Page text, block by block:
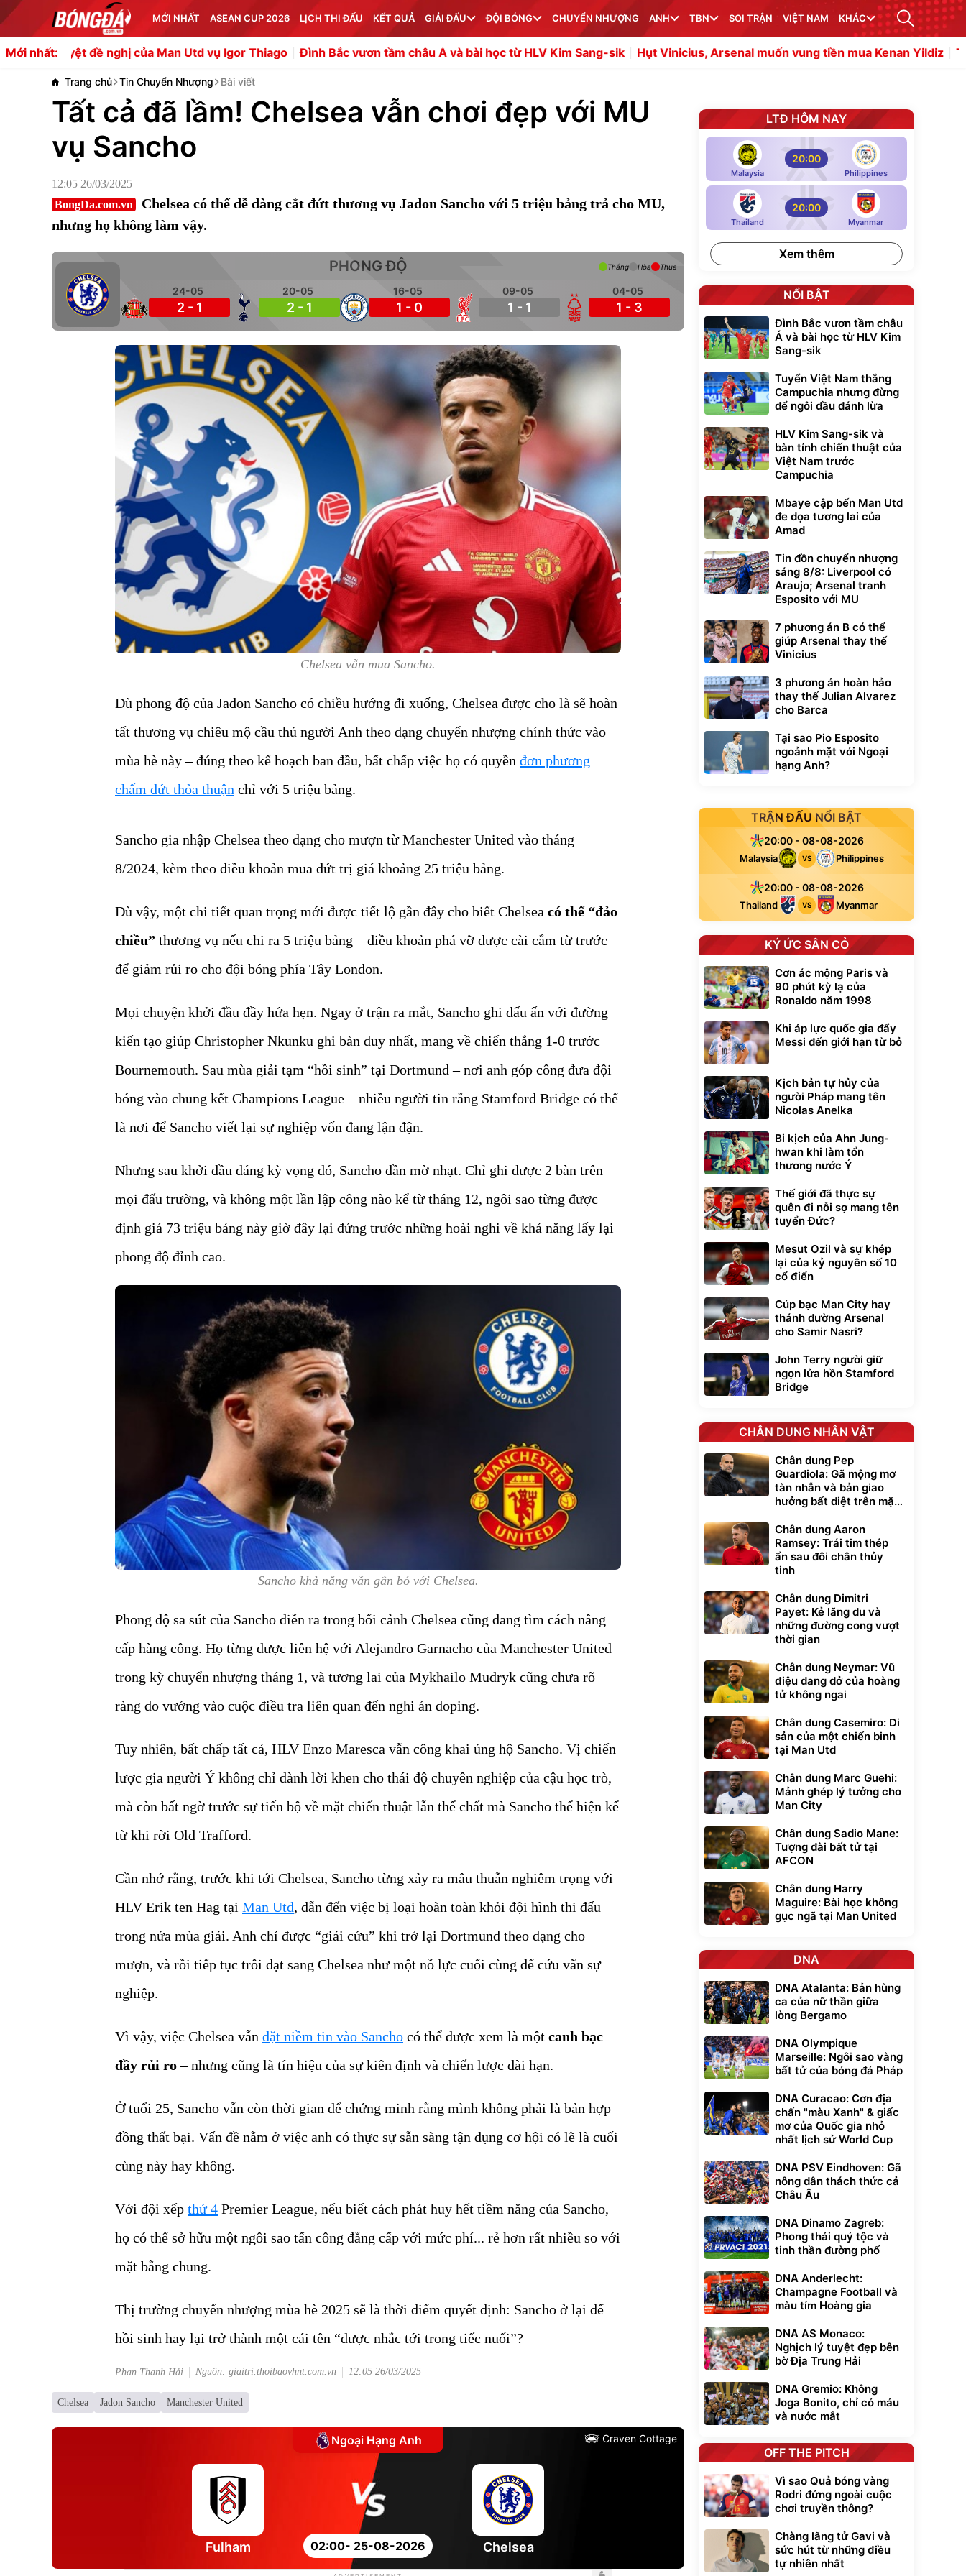
MỚI NHẤT ASEAN CUP 2026 LỊCH THI ĐẤU KẾT QUẢ GIẢI ĐẤU ĐỘI BÓNG CHUYỂN NHƯỢNG ANH TBN SOI TRẬN VIỆT NAM KHÁC
Mới nhất:
đề nghị của Man Utd vụ Igor Thiago Đình Bắc vươn tầm châu Á và bài học từ HLV Kim Sang-sik Hụt Vinicius, Arsenal muốn vung tiền mua Kenan Yildiz Tuyển Việt
Trang chủ Tin Chuyển Nhượng Bài viết
Tất cả đã lầm! Chelsea vẫn chơi đẹp với MU
vụ Sancho
12:05 26/03/2025
BongDa.com.vn
Chelsea có thể dễ dàng cắt đứt thương vụ Jadon Sancho với 5 triệu bảng trả cho MU,
nhưng họ không làm vậy.
PHONG ĐỘ
24-05
2 - 1
20-05
2 - 1
16-05
1 - 0
09-05
1 - 1
04-05
1 - 3
Thắng Hòa Thua
Chelsea vẫn mua Sancho.
Dù phong độ của Jadon Sancho có chiều hướng đi xuống, Chelsea được cho là sẽ hoàn
tất thương vụ chiêu mộ cầu thủ người Anh theo dạng chuyển nhượng chính thức vào
mùa hè này – đúng theo kế hoạch ban đầu, bất chấp việc họ có quyền đơn phương
chấm dứt thỏa thuận chỉ với 5 triệu bảng.
Sancho gia nhập Chelsea theo dạng cho mượn từ Manchester United vào tháng
8/2024, kèm theo điều khoản mua đứt trị giá khoảng 25 triệu bảng.
Dù vậy, một chi tiết quan trọng mới được tiết lộ gần đây cho biết Chelsea có thể “đảo
chiều” thương vụ nếu chi ra 5 triệu bảng – điều khoản phá vỡ được cài cắm từ trước
để giảm rủi ro cho đội bóng phía Tây London.
Mọi chuyện khởi đầu đầy hứa hẹn. Ngay ở trận ra mắt, Sancho ghi dấu ấn với đường
kiến tạo giúp Christopher Nkunku ghi bàn duy nhất, mang về chiến thắng 1-0 trước
Bournemouth. Sau mùa giải tạm “hồi sinh” tại Dortmund – nơi anh góp công đưa đội
bóng vào chung kết Champions League – nhiều người tin rằng Stamford Bridge có thể
là nơi để Sancho viết lại sự nghiệp vốn đang lận đận.
Nhưng sau khởi đầu đáng kỳ vọng đó, Sancho dần mờ nhạt. Chỉ ghi được 2 bàn trên
mọi đấu trường, và không một lần lập công nào kể từ tháng 12, ngôi sao từng được
định giá 73 triệu bảng này giờ đây lại đứng trước những hoài nghi về khả năng lấy lại
phong độ đỉnh cao.
Sancho khả năng vẫn gắn bó với Chelsea.
Phong độ sa sút của Sancho diễn ra trong bối cảnh Chelsea cũng đang tìm cách nâng
cấp hàng công. Họ từng được liên hệ với Alejandro Garnacho của Manchester United
trong kỳ chuyển nhượng tháng 1, và tương lai của Mykhailo Mudryk cũng chưa rõ
ràng do vướng vào cuộc điều tra liên quan đến nghi án doping.
Tuy nhiên, bất chấp tất cả, HLV Enzo Maresca vẫn công khai ủng hộ Sancho. Vị chiến
lược gia người Ý không chỉ dành lời khen cho thái độ chuyên nghiệp của cậu học trò,
mà còn bất ngờ trước sự tiến bộ về mặt chiến thuật lẫn thể chất mà Sancho thể hiện kể
từ khi rời Old Trafford.
Cần nhớ rằng, trước khi tới Chelsea, Sancho từng xảy ra mâu thuẫn nghiêm trọng với
HLV Erik ten Hag tại Man Utd, dẫn đến việc bị loại hoàn toàn khỏi đội hình thi đấu
trong nửa mùa giải. Anh chỉ được “giải cứu” khi trở lại Dortmund theo dạng cho
mượn, và rồi tiếp tục trôi dạt sang Chelsea như một nỗ lực cuối cùng để cứu vãn sự
nghiệp.
Vì vậy, việc Chelsea vẫn đặt niềm tin vào Sancho có thể được xem là một canh bạc
đầy rủi ro– nhưng cũng là tín hiệu của sự kiên định và chiến lược dài hạn.
Ở tuổi 25, Sancho vẫn còn thời gian để chứng minh rằng mình không phải là bản hợp
đồng thất bại. Vấn đề nằm ở việc anh có thực sự sẵn sàng tận dụng cơ hội có lẽ là cuối
cùng này hay không.
Với đội xếp thứ 4 Premier League, nếu biết cách phát huy hết tiềm năng của Sancho,
họ có thể sở hữu một ngôi sao tấn công đẳng cấp với mức phí... rẻ hơn rất nhiều so với
mặt bằng chung.
Thị trường chuyển nhượng mùa hè 2025 sẽ là thời điểm quyết định: Sancho ở lại để
hồi sinh hay lại trở thành một cái tên “được nhắc tới trong tiếc nuối”?
Phan Thanh Hải Nguồn: giaitri.thoibaovhnt.com.vn 12:05 26/03/2025
Chelsea Jadon Sancho Manchester United
Ngoại Hạng Anh Craven Cottage
02:00- 25-08-2026
Fulham Chelsea
LTĐ HÔM NAY
Malaysia
20:00
Philippines
Thailand
20:00
Myanmar
Xem thêm
NỔI BẬT
Đình Bắc vươn tầm châu
Á và bài học từ HLV Kim
Sang-sik
Tuyển Việt Nam thắng
Campuchia nhưng đừng
để ngôi đầu đánh lừa
HLV Kim Sang-sik và
bàn tính chiến thuật của
Việt Nam trước
Campuchia
Mbaye cập bến Man Utd
đe dọa tương lai của
Amad
Tin đồn chuyển nhượng
sáng 8/8: Liverpool có
Araujo; Arsenal tranh
Esposito với MU
7 phương án B có thể
giúp Arsenal thay thế
Vinicius
3 phương án hoàn hảo
thay thế Julian Alvarez
cho Barca
Tại sao Pio Esposito
ngoảnh mặt với Ngoại
hạng Anh?
TRẬN ĐẤU NỔI BẬT
20:00 - 08-08-2026
Malaysia VS Philippines
20:00 - 08-08-2026
Thailand VS Myanmar
KÝ ỨC SÂN CỎ
Cơn ác mộng Paris và
90 phút kỳ lạ của
Ronaldo năm 1998
Khi áp lực quốc gia đẩy
Messi đến giới hạn từ bỏ
Kịch bản tự hủy của
người Pháp mang tên
Nicolas Anelka
Bi kịch của Ahn Jung-
hwan khi làm tổn
thương nước Ý
Thế giới đã thực sự
quên đi nỗi sợ mang tên
tuyển Đức?
Mesut Ozil và sự khép
lại của kỷ nguyên số 10
cổ điển
Cúp bạc Man City hay
thánh đường Arsenal
cho Samir Nasri?
John Terry người giữ
ngọn lửa hồn Stamford
Bridge
CHÂN DUNG NHÂN VẬT
Chân dung Pep
Guardiola: Gã mộng mơ
tàn nhẫn và bản giao
hưởng bất diệt trên mặt
Chân dung Aaron
Ramsey: Trái tim thép
ẩn sau đôi chân thủy
tinh
Chân dung Dimitri
Payet: Kẻ lãng du và
những đường cong vượt
thời gian
Chân dung Neymar: Vũ
điệu dang dở của hoàng
tử không ngai
Chân dung Casemiro: Di
sản của một chiến binh
tại Man Utd
Chân dung Marc Guehi:
Mảnh ghép lý tưởng cho
Man City
Chân dung Sadio Mane:
Tượng đài bất tử tại
AFCON
Chân dung Harry
Maguire: Bài học không
gục ngã tại Man United
DNA
DNA Atalanta: Bản hùng
ca của nữ thần giữa
lòng Bergamo
DNA Olympique
Marseille: Ngôi sao vàng
bất tử của bóng đá Pháp
DNA Curacao: Cơn địa
chấn "màu Xanh" & giấc
mơ của Quốc gia nhỏ
nhất lịch sử World Cup
DNA PSV Eindhoven: Gã
nông dân thách thức cả
Châu Âu
DNA Dinamo Zagreb:
Phong thái quý tộc và
tinh thần đường phố
DNA Anderlecht:
Champagne Football và
màu tím Hoàng gia
DNA AS Monaco:
Nghịch lý tuyệt đẹp bên
bờ Địa Trung Hải
DNA Gremio: Không
Joga Bonito, chỉ có máu
và nước mắt
OFF THE PITCH
Vì sao Quả bóng vàng
Rodri đứng ngoài cuộc
chơi truyền thông?
Chàng lãng tử Gavi và
sức hút từ những điều
tự nhiên nhất